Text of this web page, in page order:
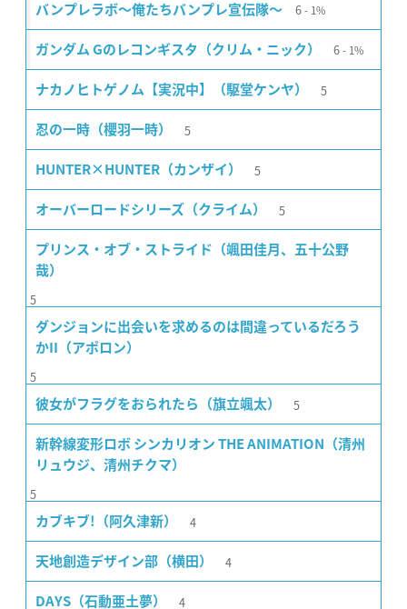
バンプレラボ〜俺たちバンプレ宣伝隊〜 6 1%
ガンダム Gのレコンギスタ（クリム・ニック） 6 1%
ナカノヒトゲノム【実況中】（駆堂ケンヤ） 5
忍の一時（櫻羽一時） 5
HUNTER×HUNTER（カンザイ） 5
オーバーロードシリーズ（クライム） 5
プリンス・オブ・ストライド（颯田佳月、五十公野
哉）
5
ダンジョンに出会いを求めるのは間違っているだろう
かII（アポロン）
5
彼女がフラグをおられたら（旗立颯太） 5
新幹線変形ロボ シンカリオン THE ANIMATION（清州
リュウジ、清州チクマ）
5
カブキブ!（阿久津新） 4
天地創造デザイン部（横田） 4
DAYS（石動亜土夢） 4